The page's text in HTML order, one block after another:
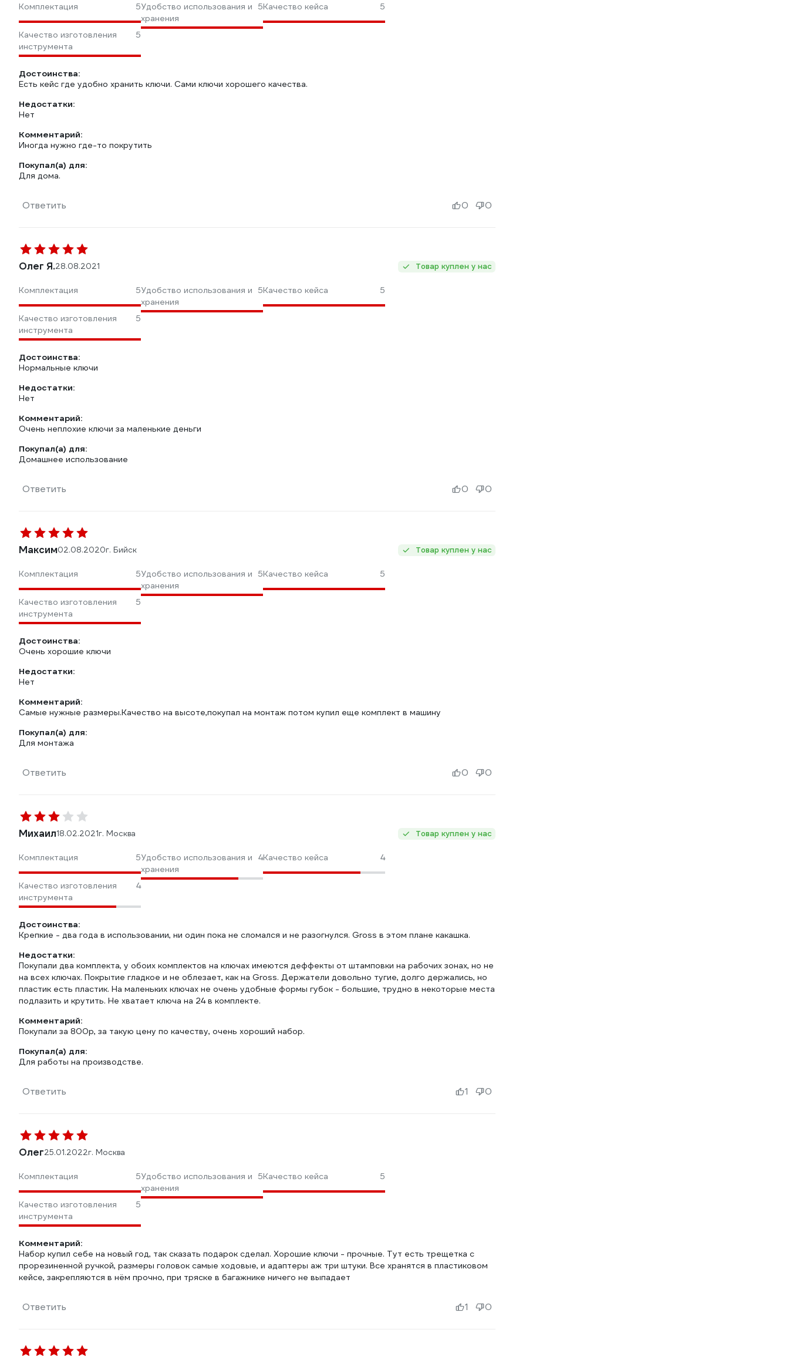
Комплектация 5Удобство использования и
хранения
5Качество кейса 5
Качество изготовления
инструмента
5
Достоинства:
Есть кейс где удобно хранить ключи. Сами ключи хорошего качества.
Недостатки:
Нет
Комментарий:
Иногда нужно где-то покрутить
Покупал(а) для:
Для дома.
Ответить 0 0
Олег Я.28.08.2021 Товар куплен у нас
Комплектация 5Удобство использования и
хранения
5Качество кейса 5
Качество изготовления
инструмента
5
Достоинства:
Нормальные ключи
Недостатки:
Нет
Комментарий:
Очень неплохие ключи за маленькие деньги
Покупал(а) для:
Домашнее использование
Ответить 0 0
Максим02.08.2020г. Бийск Товар куплен у нас
Комплектация 5Удобство использования и
хранения
5Качество кейса 5
Качество изготовления
инструмента
5
Достоинства:
Очень хорошие ключи
Недостатки:
Нет
Комментарий:
Самые нужные размеры.Качество на высоте,покупал на монтаж потом купил еще комплект в машину
Покупал(а) для:
Для монтажа
Ответить 0 0
Михаил18.02.2021г. Москва Товар куплен у нас
Комплектация 5Удобство использования и
хранения
4Качество кейса 4
Качество изготовления
инструмента
4
Достоинства:
Крепкие - два года в использовании, ни один пока не сломался и не разогнулся. Gross в этом плане какашка.
Недостатки:
Покупали два комплекта, у обоих комплектов на ключах имеются деффекты от штамповки на рабочих зонах, но не
на всех ключах. Покрытие гладкое и не облезает, как на Gross. Держатели довольно тугие, долго держались, но
пластик есть пластик. На маленьких ключах не очень удобные формы губок - большие, трудно в некоторые места
подлазить и крутить. Не хватает ключа на 24 в комплекте.
Комментарий:
Покупали за 800р, за такую цену по качеству, очень хороший набор.
Покупал(а) для:
Для работы на производстве.
Ответить 1 0
Олег25.01.2022г. Москва
Комплектация 5Удобство использования и
хранения
5Качество кейса 5
Качество изготовления
инструмента
5
Комментарий:
Набор купил себе на новый год, так сказать подарок сделал. Хорошие ключи - прочные. Тут есть трещетка с
прорезиненной ручкой, размеры головок самые ходовые, и адаптеры аж три штуки. Все хранятся в пластиковом
кейсе, закрепляются в нём прочно, при тряске в багажнике ничего не выпадает
Ответить 1 0